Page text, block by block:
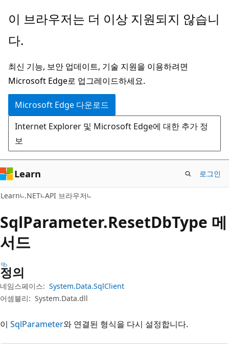
주
콘
츠
로
건
너
뛰
기
페
지
탐
색
으
로
건
너
뛰
기
이 브라우저는 더 이상 지원되지 않습니
다.
최신 기능, 보안 업데이트, 기술 지원을 이용하려면
Microsoft Edge로 업그레이드하세요.
Microsoft Edge 다운로드
Internet Explorer 및 Microsoft Edge에 대한 추가 정
보
Learn 로그인
Learn .NET API 브라우저
SqlParameter.ResetDbType 메
서드
정의
네임스페이스: System.Data.SqlClient
어셈블리: System.Data.dll
이 SqlParameter와 연결된 형식을 다시 설정합니다.